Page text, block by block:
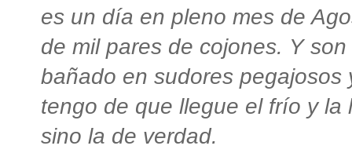
es un día en pleno mes de
de mil pares de cojones. Y
bañado en sudores
tengo de que llegue el frío y
sino la de verdad.